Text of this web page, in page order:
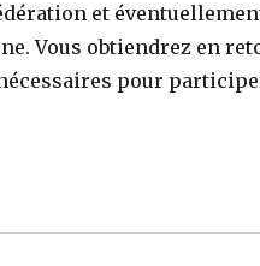
et
Vous obtiendrez en
pour